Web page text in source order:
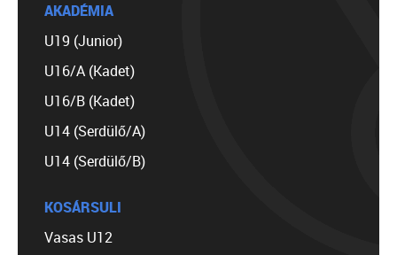
AKADÉMIA
U19 (Junior)
U16/A (Kadet)
U16/B (Kadet)
U14 (Serdülő/A)
U14 (Serdülő/B)
KOSÁRSULI
Vasas U12